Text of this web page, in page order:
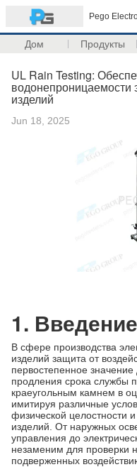
Pego
Дом Продукты
UL Rain Testing:
водонепроницаемости
изделий
Jun 18, 2025
1. Введение
В сфере производства
изделий защита от
первостепенное
продления срока службы
краеугольным камнем в
имитируя различные
физической целостности
изделий. От наружных
управления до
незаменим для проверки
подверженных